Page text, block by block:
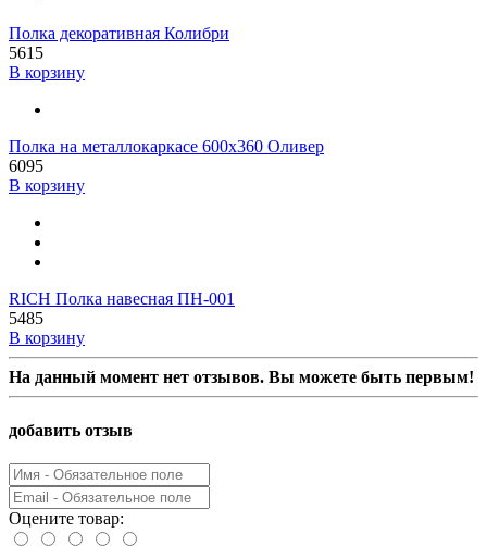
Полка декоративная Колибри
5615
В корзину
Полка на металлокаркасе 600х360 Оливер
6095
В корзину
RICH Полка навесная ПН-001
5485
В корзину
На данный момент нет отзывов. Вы можете быть первым!
добавить отзыв
Оцените товар: